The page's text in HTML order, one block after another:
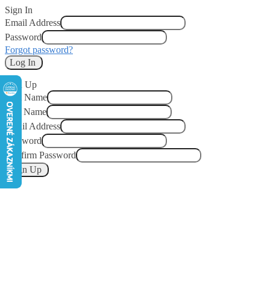
Sign In
Email Address
Password
Forgot password?
Log In
Sign Up
First Name
Last Name
Email Address
Password
Confirm Password
Sign Up